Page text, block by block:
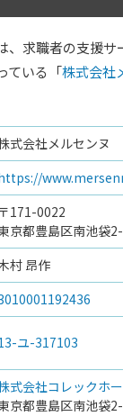
、求職者の支援
ている「株式会社
式会社メルセンヌ
〒171-0022
京都豊島区南池袋
村 昂作
ユ-317103
式会社コレックホ
京都豊島区南池袋